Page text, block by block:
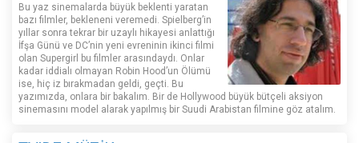
Bu yaz sinemalarda büyük beklenti yaratan
bazı filmler, bekleneni veremedi. Spielberg’in
yıllar sonra tekrar bir uzaylı hikayesi anlattığı
İfşa Günü ve DC’nin yeni evreninin ikinci filmi
olan Supergirl bu filmler arasındaydı. Onlar
kadar iddialı olmayan Robin Hood’un Ölümü
ise, hiç iz bırakmadan geldi, geçti. Bu
yazımızda, onlara bir bakalım. Bir de Hollywood büyük bütçeli aksiyon
sinemasını model alarak yapılmış bir Suudi Arabistan filmine göz atalım.